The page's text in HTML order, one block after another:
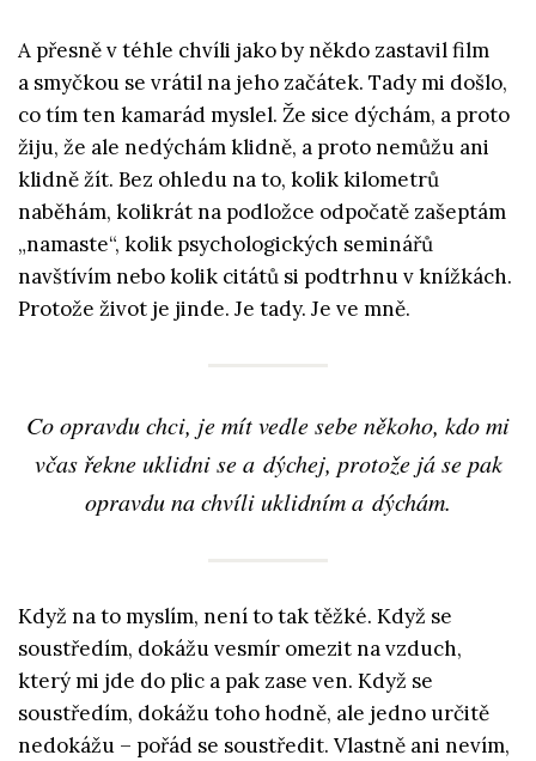
A přesně v téhle chvíli jako by někdo zastavil film
a smyčkou se vrátil na jeho začátek. Tady mi došlo,
co tím ten kamarád myslel. Že sice dýchám, a proto
žiju, že ale nedýchám klidně, a proto nemůžu ani
klidně žít. Bez ohledu na to, kolik kilometrů
naběhám, kolikrát na podložce odpočatě zašeptám
„namaste“, kolik psychologických seminářů
navštívím nebo kolik citátů si podtrhnu v knížkách.
Protože život je jinde. Je tady. Je ve mně.
Co opravdu chci, je mít vedle sebe někoho, kdo mi
včas řekne uklidni se a dýchej, protože já se pak
opravdu na chvíli uklidním a dýchám.
Když na to myslím, není to tak těžké. Když se
soustředím, dokážu vesmír omezit na vzduch,
který mi jde do plic a pak zase ven. Když se
soustředím, dokážu toho hodně, ale jedno určitě
nedokážu – pořád se soustředit. Vlastně ani nevím,